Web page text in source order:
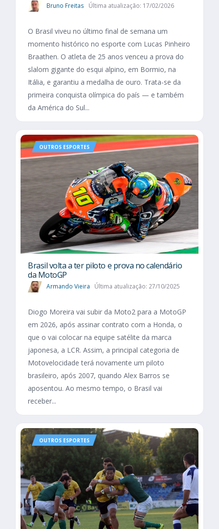
Bruno Freitas Última atualização: 17/02/2026
O Brasil viveu no último final de semana um
momento histórico no esporte com Lucas Pinheiro
Braathen. O atleta de 25 anos venceu a prova do
slalom gigante do esqui alpino, em Bormio, na
Itália, e garantiu a medalha de ouro. Trata-se da
primeira conquista olímpica do país — e também
da América do Sul...
OUTROS ESPORTES
Brasil volta a ter piloto e prova no calendário
da MotoGP
Armando Vieira Última atualização: 27/10/2025
Diogo Moreira vai subir da Moto2 para a MotoGP
em 2026, após assinar contrato com a Honda, o
que o vai colocar na equipe satélite da marca
japonesa, a LCR. Assim, a principal categoria de
Motovelocidade terá novamente um piloto
brasileiro, após 2007, quando Alex Barros se
aposentou. Ao mesmo tempo, o Brasil vai
receber...
OUTROS ESPORTES